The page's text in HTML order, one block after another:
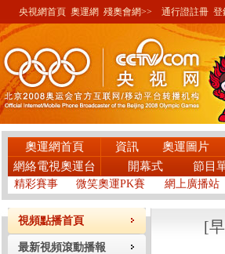
央視網首頁 奧運網 殘奧會網>> 通行證註冊 登
奧運網首頁 資訊 奧運圖片
網絡電視奧運台
開幕式 節目
精彩賽事 微笑奧運PK賽 網上廣播站
視頻點播首頁
最新視頻滾動播報
[